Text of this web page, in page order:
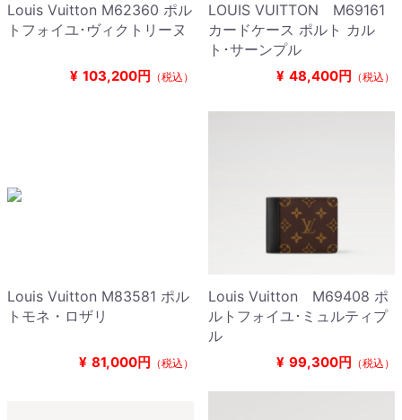
Louis Vuitton M62360 ポル
トフォイユ･ヴィクトリーヌ
¥ 103,200円 （税込）
LOUIS VUITTON M69161
カードケース ポルト カル
ト･サーンプル
¥ 48,400円 （税込）
Louis Vuitton M83581 ポル
トモネ・ロザリ
¥ 81,000円 （税込）
Louis Vuitton M69408 ポ
ルトフォイユ･ミュルティプ
ル
¥ 99,300円 （税込）